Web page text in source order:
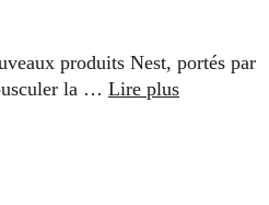
produits Nest, portés par
la … Lire plus